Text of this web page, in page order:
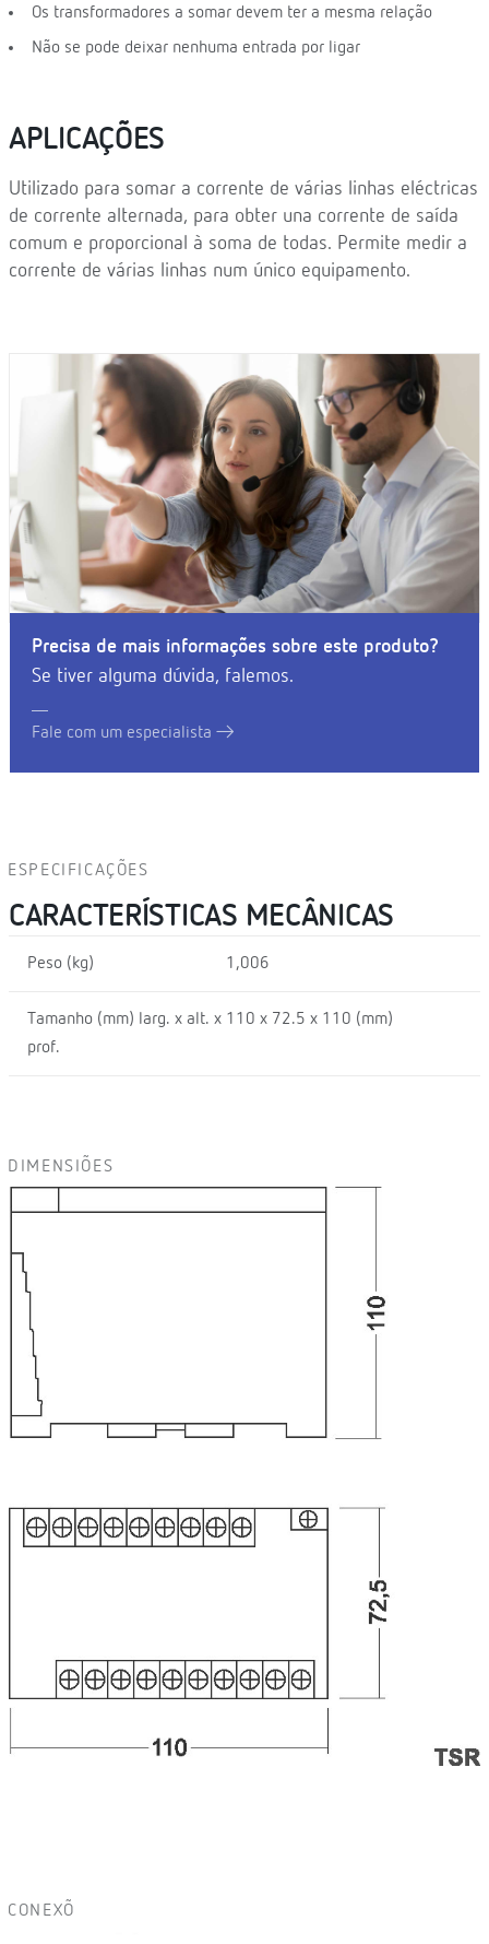
Os transformadores a somar devem ter a mesma relação
Não se pode deixar nenhuma entrada por ligar
APLICAÇÕES
Utilizado para somar a corrente de várias linhas eléctricas
de corrente alternada, para obter una corrente de saída
comum e proporcional à soma de todas. Permite medir a
corrente de várias linhas num único equipamento.
Precisa de mais informações sobre este produto?
Se tiver alguma dúvida, falemos.
Fale com um especialista
ESPECIFICAÇÕES
CARACTERÍSTICAS MECÂNICAS
Peso (kg) 1,006
Tamanho (mm) larg. x alt. x
prof.
110 x 72.5 x 110 (mm)
DIMENSIÕES
CONEXÕ